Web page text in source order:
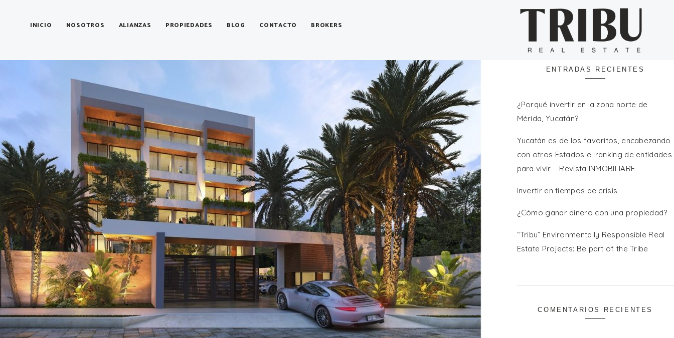
INICIO NOSOTROS ALIANZAS PROPIEDADES BLOG CONTACTO BROKERS
ENTRADAS RECIENTES
¿Porqué invertir en la zona norte de
Mérida, Yucatán?
Yucatán es de los favoritos, encabezando
con otros Estados el ranking de entidades
para vivir – Revista INMOBILIARE
Invertir en tiempos de crisis
¿Cómo ganar dinero con una propiedad?
“Tribu” Environmentally Responsible Real
Estate Projects: Be part of the Tribe
COMENTARIOS RECIENTES